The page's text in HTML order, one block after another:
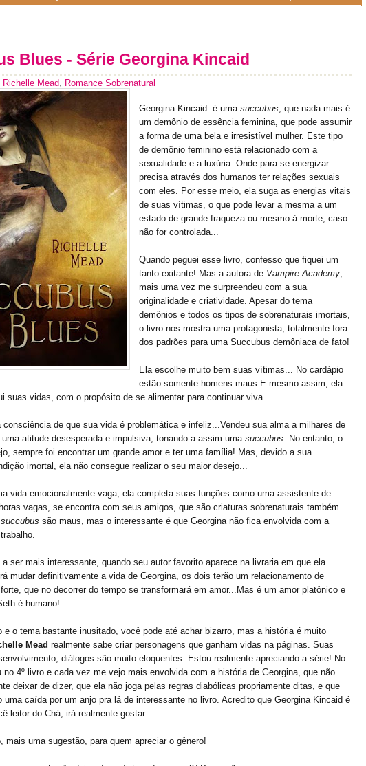
Blues - Série Georgina Kincaid
Richelle Mead Romance Sobrenatural
Georgina Kincaid é uma succubus , que nada mais é
um demônio de essência feminina, que pode assumir
a forma de uma bela e irresistível mulher. Este tipo
de demônio feminino está relacionado com a
sexualidade e a luxúria. Onde para se energizar
precisa através dos humanos ter relações sexuais
com eles. Por esse meio, ela suga as energias vitais
de suas vítimas, o que pode levar a mesma a um
estado de grande fraqueza ou mesmo à morte, caso
não for controlada...
Quando peguei esse livro, confesso que fiquei um
tanto exitante! Mas a autora de Vampire Academy,
mais uma vez me surpreendeu com a sua
originalidade e criatividade. Apesar do tema
demônios e todos os tipos de sobrenaturais imortais,
o livro nos mostra uma protagonista, totalmente fora
dos padrões para uma Succubus demôniaca de fato!
Ela escolhe muito bem suas vítimas... No cardápio
estão somente homens maus.E mesmo assim, ela
suas vidas, com o propósito de se alimentar para continuar viva...
consciência de que sua vida é problemática e infeliz...Vendeu sua alma a milhares de
atitude desesperada e impulsiva, tonando-a assim uma succubus . No entanto, o
sempre foi encontrar um grande amor e ter uma família! Mas, devido a sua
imortal, ela não consegue realizar o seu maior desejo...
vida emocionalmente vaga, ela completa suas funções como uma assistente de
vagas, se encontra com seus amigos, que são criaturas sobrenaturais também.
succubus são maus, mas o interessante é que Georgina não fica envolvida com a
ser mais interessante, quando seu autor favorito aparece na livraria em que ela
mudar definitivamente a vida de Georgina, os dois terão um relacionamento de
que no decorrer do tempo se transformará em amor...Mas é um amor platônico e
é humano!
e o tema bastante inusitado, você pode até achar bizarro, mas a história é muito
Mead realmente sabe criar personagens que ganham vidas na páginas. Suas
diálogos são muito eloquentes. Estou realmente apreciando a série! No
no 4º livro e cada vez me vejo mais envolvida com a história de Georgina, que não
deixar de dizer, que ela não joga pelas regras diabólicas propriamente ditas, e que
uma caída por um anjo pra lá de interessante no livro. Acredito que Georgina Kincaid é
leitor do Chá, irá realmente gostar...
mais uma sugestão, para quem apreciar o gênero!